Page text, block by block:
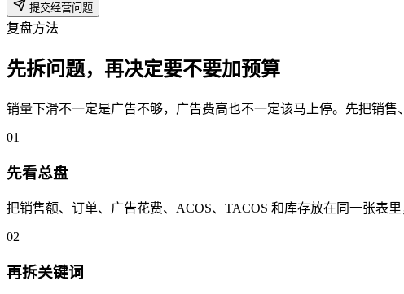
提交经营问题
复盘方法
先拆问题，再决定要不要加预算
销量下滑不一定是广告不够，广告费高也不一定该马上停。先把销
01
先看总盘
把销售额、订单、广告花费、ACOS、TACOS 和库存放在同一张表里
02
再拆关键词